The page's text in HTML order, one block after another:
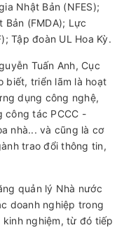
Nhật Bản (NFES);
Bản (FMDA); Lực
Tập đoàn UL Hoa Kỳ.
Tuấn Anh, Cục
biết, triển lãm là hoạt
dụng công nghệ,
công tác PCCC -
nhà... và cũng là cơ
trao đổi thông tin,
quản lý Nhà nước
doanh nghiệp trong
nghiệm, từ đó tiếp